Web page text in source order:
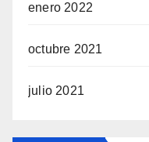
enero 2022
octubre 2021
julio 2021